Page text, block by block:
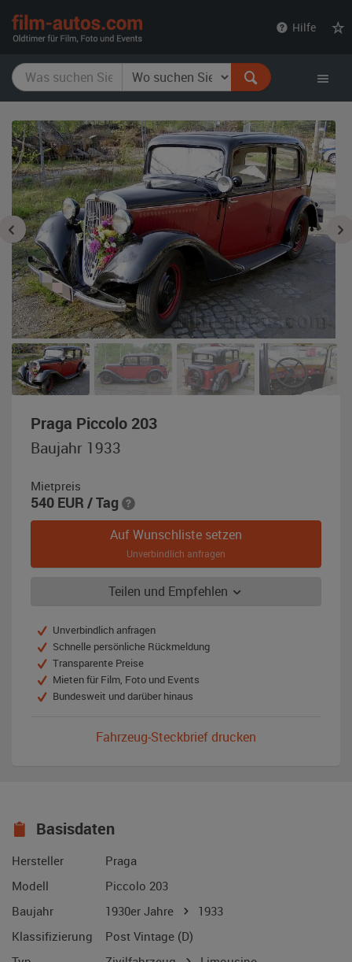
Hilfe
Praga Piccolo 203,
schwarz
Baujahr 1933
Mietpreis
540 EUR / Tag
Auf Wunschliste setzen
Unverbindlich anfragen
Teilen und Empfehlen
Unverbindlich anfragen
Schnelle persönliche Rückmeldung
Transparente Preise
Mieten für Film, Foto und Events
Bundesweit und darüber hinaus
Fahrzeug-Steckbrief drucken
Basisdaten
Hersteller
Praga
Modell
Piccolo 203
Baujahr
1930er Jahre
1933
Klassifizierung
Post Vintage (D)